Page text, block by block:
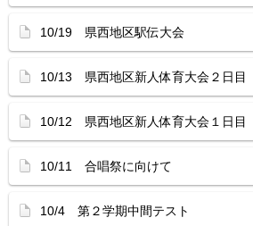
10/19 県西地区駅伝大会
10/13 県西地区新人体育大会２日目
10/12 県西地区新人体育大会１日目
10/11 合唱祭に向けて
10/4 第２学期中間テスト